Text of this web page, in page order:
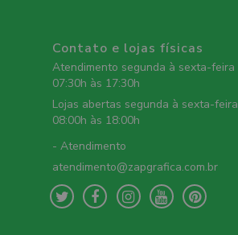
Contato e lojas físicas
Atendimento segunda à sexta-feira
07:30h às 17:30h
Lojas abertas segunda à sexta-feira
08:00h às 18:00h
- Atendimento
atendimento@zapgrafica.com.br